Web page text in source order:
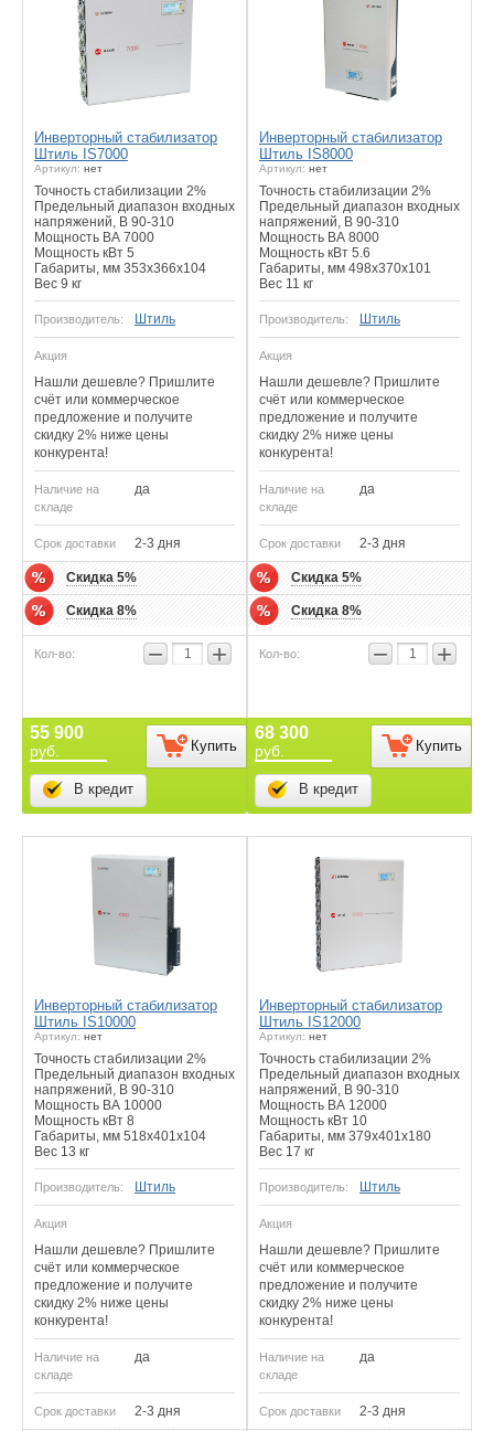
Инверторный стабилизатор
Штиль IS7000
Артикул: нет
Точность стабилизации 2%
Предельный диапазон входных
напряжений, В 90-310
Мощность ВА 7000
Мощность кВт 5
Габариты, мм 353x366x104
Вес 9 кг
Производитель: Штиль
Акция
Нашли дешевле? Пришлите
счёт или коммерческое
предложение и получите
скидку 2% ниже цены
конкурента!
Наличие на
складе
да
Срок доставки 2-3 дня
Скидка 5%
Скидка 8%
− +
55 900
руб. Купить
В кредит
Инверторный стабилизатор
Штиль IS8000
Артикул: нет
Точность стабилизации 2%
Предельный диапазон входных
напряжений, В 90-310
Мощность ВА 8000
Мощность кВт 5.6
Габариты, мм 498х370х101
Вес 11 кг
Производитель: Штиль
Акция
Нашли дешевле? Пришлите
счёт или коммерческое
предложение и получите
скидку 2% ниже цены
конкурента!
Наличие на
складе
да
Срок доставки 2-3 дня
Скидка 5%
Скидка 8%
− +
68 300
руб. Купить
В кредит
Инверторный стабилизатор
Штиль IS10000
Артикул: нет
Точность стабилизации 2%
Предельный диапазон входных
напряжений, В 90-310
Мощность ВА 10000
Мощность кВт 8
Габариты, мм 518x401x104
Вес 13 кг
Производитель: Штиль
Акция
Нашли дешевле? Пришлите
счёт или коммерческое
предложение и получите
скидку 2% ниже цены
конкурента!
Наличие на
складе
да
Срок доставки 2-3 дня
Инверторный стабилизатор
Штиль IS12000
Артикул: нет
Точность стабилизации 2%
Предельный диапазон входных
напряжений, В 90-310
Мощность ВА 12000
Мощность кВт 10
Габариты, мм 379x401x180
Вес 17 кг
Производитель: Штиль
Акция
Нашли дешевле? Пришлите
счёт или коммерческое
предложение и получите
скидку 2% ниже цены
конкурента!
Наличие на
складе
да
Срок доставки 2-3 дня